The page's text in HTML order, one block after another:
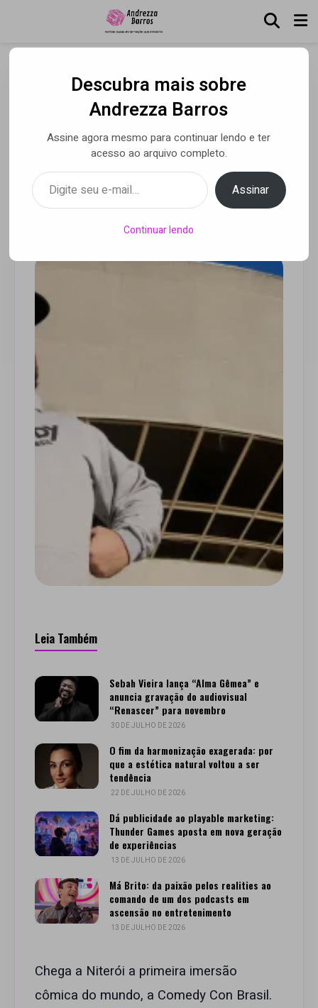
Niterói sediará a primeira
imersão cômica do
mundo, a Comedy Con
Brasil
Por Andrezza Barros • 26 set 2021
Leia Também
Sebah Vieira lança “Alma Gêmea” e
anuncia gravação do audiovisual
“Renascer” para novembro
30 DE JULHO DE 2026
O fim da harmonização exagerada: por
que a estética natural voltou a ser
tendência
22 DE JULHO DE 2026
Dá publicidade ao playable marketing:
Thunder Games aposta em nova geração
de experiências
13 DE JULHO DE 2026
Má Brito: da paixão pelos realities ao
comando de um dos podcasts em
ascensão no entretenimento
13 DE JULHO DE 2026
Chega a Niterói a primeira imersão
cômica do mundo, a Comedy Con Brasil.
Descubra mais sobre
Andrezza Barros
Assine agora mesmo para continuar lendo e ter
acesso ao arquivo completo.
Digite seu e-mail…
Assinar
Continuar lendo